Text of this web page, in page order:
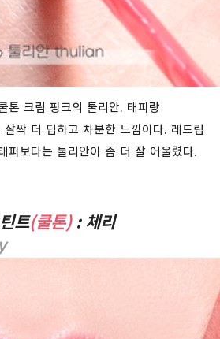
톤 크림 핑크의 툴리안. 태피랑
짝 더 딥하고 차분한 느낌이다. 레드립
피보다는 툴리안이 좀 더 잘 어울렸다.
트(쿨톤) : 체리